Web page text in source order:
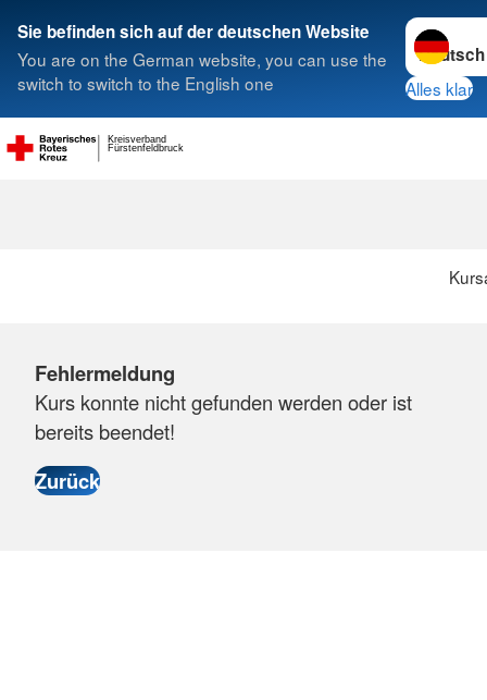
Sie befinden sich auf der deutschen Website
You are on the German website, you can use the
switch to switch to the English one
Sprache
Alles klar
Fürstenfeldbruck
Kreisverband
Suche
Fehlermeldung
Kurs konnte nicht gefunden werden oder ist
bereits beendet!